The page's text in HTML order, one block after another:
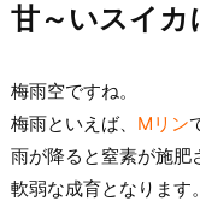
甘～いスイカ
梅雨空ですね。
梅雨といえば、 Mリン
雨が降ると窒素が施肥
軟弱な成育となります。